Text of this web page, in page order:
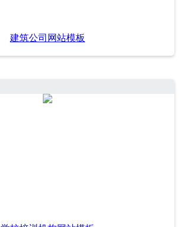
建筑公司网站模板